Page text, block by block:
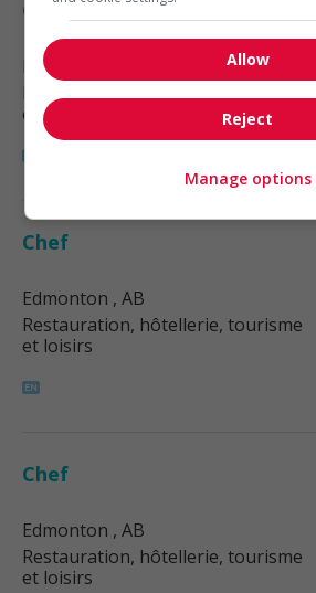
Chef
Edmonton
Restauration, hôtellerie, tourisme
et loisirs
Chef
Edmonton , AB
Restauration, hôtellerie, tourisme
et loisirs
Chef
Edmonton , AB
Restauration, hôtellerie, tourisme
et loisirs
Allow
Reject
Manage options